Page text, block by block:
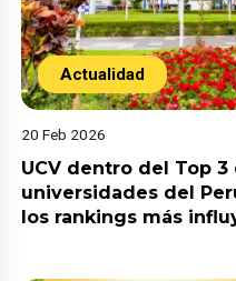
Actualidad
20 Feb 2026
UCV dentro del Top
universidades del
los rankings más